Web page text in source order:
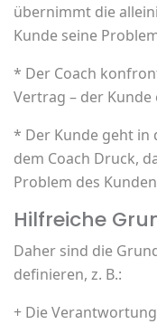
übernimmt die
Kunde seine
* Der Coach
Vertrag – der Kunde
* Der Kunde geht in
dem Coach Druck,
Problem des
Hilfreiche
Daher sind die
definieren, z. B.:
+ Die